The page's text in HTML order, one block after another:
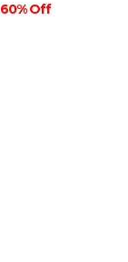
60% Off